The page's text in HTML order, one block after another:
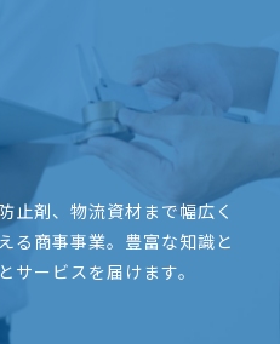
止剤、物流資材まで幅広く
る商事事業。豊富な知識と
サービスを届けます。